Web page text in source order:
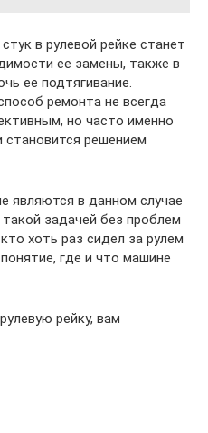
в рулевой рейке станет
ее замены, также в
ее подтягивание.
ремонта не всегда
но часто именно
становится решением
являются в данном случае
задачей без проблем
хоть раз сидел за рулем
где и что машине
рейку, вам